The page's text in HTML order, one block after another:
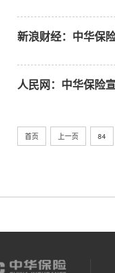
新浪财经：中华保
人民网：中华保险
首页 上一页 84